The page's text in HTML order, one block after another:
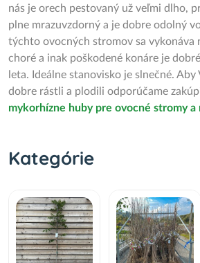
nás je orech pestovaný už veľmi dlho,
plne mrazuvzdorný a je dobre odolný
týchto ovocných stromov sa vykonáva
choré a inak poškodené konáre je
leta. Ideálne stanovisko je slnečné. Aby
dobre rástli a plodili odporúčame
mykorhízne huby pre ovocné stromy a
Kategórie